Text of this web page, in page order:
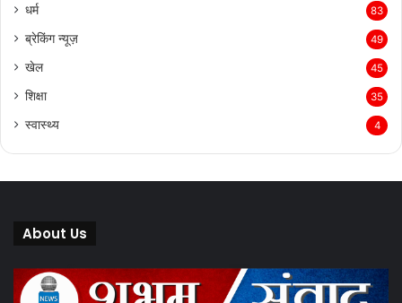
धर्म 83
ब्रेकिंग न्यूज़ 49
खेल 45
शिक्षा 35
स्वास्थ्य 4
About Us